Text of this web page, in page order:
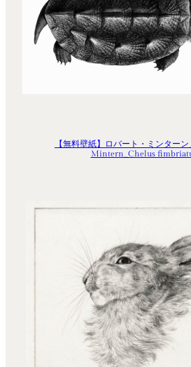
【無料壁紙】ロバート・ミンター
Mintern_Chelus